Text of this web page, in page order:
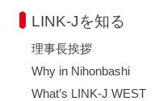
LINK-Jを知る
理事長挨拶
Why in Nihonbashi
What’s LINK-J WEST